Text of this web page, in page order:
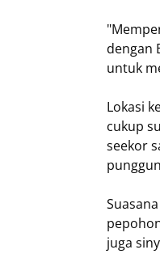
dengan
untuk
Lokasi
cukup
seekor
juga